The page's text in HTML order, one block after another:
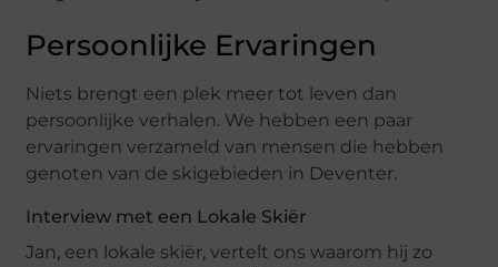
Persoonlijke Ervaringen
Niets brengt een plek meer tot leven dan
persoonlijke verhalen. We hebben een paar
ervaringen verzameld van mensen die hebben
genoten van de skigebieden in Deventer.
Interview met een Lokale Skiër
Jan, een lokale skiër, vertelt ons waarom hij zo